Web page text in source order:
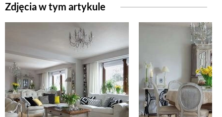
Zdjęcia w tym artykule